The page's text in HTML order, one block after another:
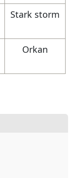
Stark storm
Orkan